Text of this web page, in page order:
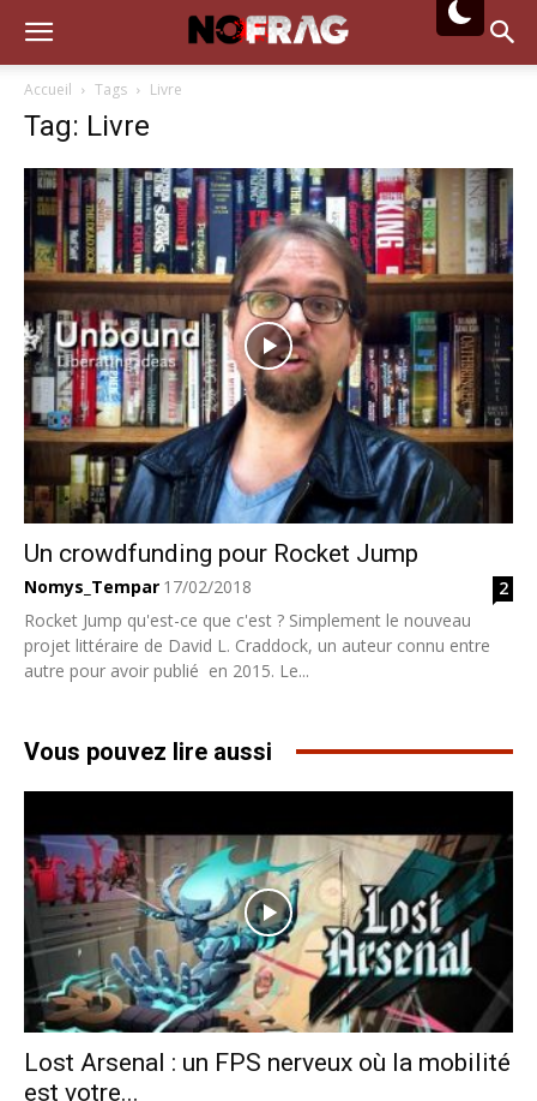
Accueil Tags Livre
Tag: Livre
Un crowdfunding pour Rocket Jump
Nomys_Tempar 17/02/2018
2
Rocket Jump qu'est-ce que c'est ? Simplement le nouveau
projet littéraire de David L. Craddock, un auteur connu entre
autre pour avoir publié en 2015. Le...
Vous pouvez lire aussi
Lost Arsenal : un FPS nerveux où la mobilité
est votre...